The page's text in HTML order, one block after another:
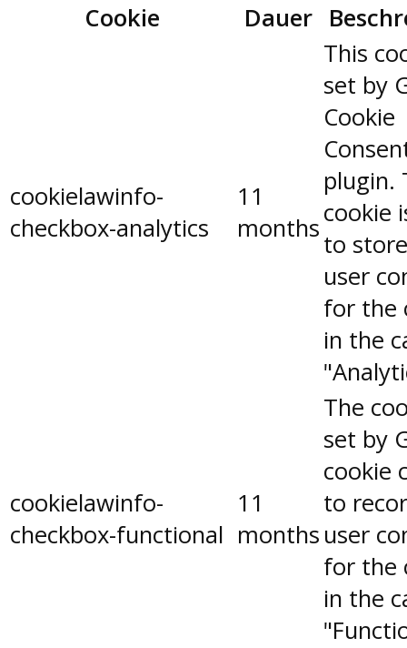
Cookie
Dauer
cookielawinfo-
checkbox-analytics
11
months
This
set by
Cookie
plugin.
cookie
to
user
for the
in the
cookielawinfo-
checkbox-functional
11
months
The
set by
cookie
to
user
for the
in the